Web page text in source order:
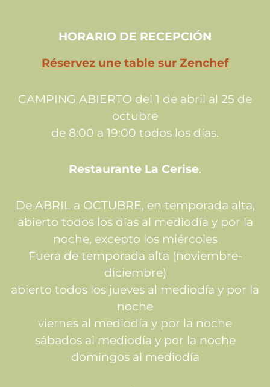
HORARIO DE RECEPCIÓN
Réservez une table sur Zenchef
CAMPING ABIERTO del 1 de abril al 25 de
octubre
de 8:00 a 19:00 todos los días.
Restaurante La Cerise.
De ABRIL a OCTUBRE, en temporada alta,
abierto todos los días al mediodía y por la
noche, excepto los miércoles
Fuera de temporada alta (noviembre-
diciembre)
abierto todos los jueves al mediodía y por la
noche
viernes al mediodía y por la noche
sábados al mediodía y por la noche
domingos al mediodía